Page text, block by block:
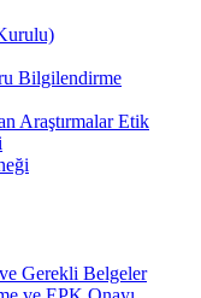
Bilgilendirme
Araştırmalar Etik
Gerekli Belgeler